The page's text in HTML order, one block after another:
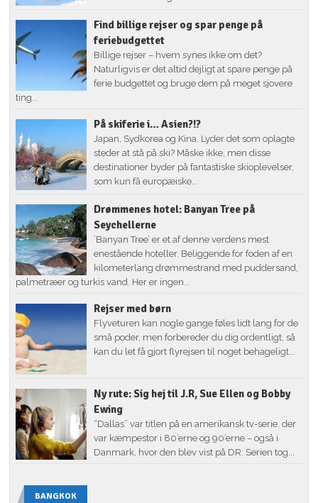
Find billige rejser og spar penge på
feriebudgettet
Billige rejser – hvem synes ikke om det?
Naturligvis er det altid dejligt at spare penge på
ferie budgettet og bruge dem på meget sjovere
ting...
På skiferie i… Asien?!?
Japan, Sydkorea og Kina. Lyder det som oplagte
steder at stå på ski? Måske ikke, men disse
destinationer byder på fantastiske skioplevelser,
som kun få europæiske...
Drømmenes hotel: Banyan Tree på
Seychellerne
’Banyan Tree’ er et af denne verdens mest
enestående hoteller. Beliggende for foden af en
kilometerlang drømmestrand med puddersand,
palmetræer og turkis vand. Her er ingen...
Rejser med børn
Flyveturen kan nogle gange føles lidt lang for de
små poder, men forbereder du dig ordentligt, så
kan du let få gjort flyrejsen til noget behageligt...
Ny rute: Sig hej til J.R, Sue Ellen og Bobby
Ewing
“Dallas” var titlen på en amerikansk tv-serie, der
var kæmpestor i 80’erne og 90’erne – også i
Danmark, hvor den blev vist på DR. Serien tog...
BANGKOK